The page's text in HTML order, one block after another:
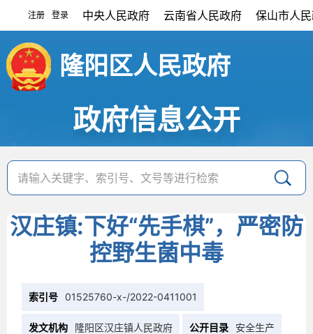
注册 登录 中央人民政府 云南省人民政府 保山市人
隆阳区人民政府
政府信息公开
汉庄镇:下好“先手棋”，严密防
控野生菌中毒
索引号 01525760-x-/2022-0411001
发文机构 隆阳区汉庄镇人民政府 公开目录 安全生产